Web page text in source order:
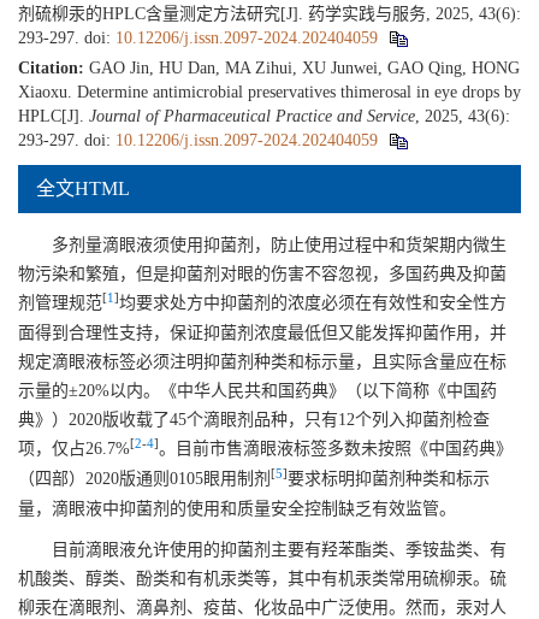
剂硫柳汞的HPLC含量测定方法研究[J]. 药学实践与服务, 2025, 43(6):
293-297. doi: 10.12206/j.issn.2097-2024.202404059
Citation: GAO Jin, HU Dan, MA Zihui, XU Junwei, GAO Qing, HONG
Xiaoxu. Determine antimicrobial preservatives thimerosal in eye drops by
HPLC[J]. Journal of Pharmaceutical Practice and Service , 2025, 43(6):
293-297. doi: 10.12206/j.issn.2097-2024.202404059
全文HTML
多剂量滴眼液须使用抑菌剂，防止使用过程中和货架期内微生
物污染和繁殖，但是抑菌剂对眼的伤害不容忽视，多国药典及抑菌
剂管理规范[1 ]均要求处方中抑菌剂的浓度必须在有效性和安全性方
面得到合理性支持，保证抑菌剂浓度最低但又能发挥抑菌作用，并
规定滴眼液标签必须注明抑菌剂种类和标示量，且实际含量应在标
示量的±20%以内。《中华人民共和国药典》（以下简称《中国药
典》）2020版收载了45个滴眼剂品种，只有12个列入抑菌剂检查
项，仅占26.7%[2-4]。目前市售滴眼液标签多数未按照《中国药典》
（四部）2020版通则0105眼用制剂 [5]要求标明抑菌剂种类和标示
量，滴眼液中抑菌剂的使用和质量安全控制缺乏有效监管。
目前滴眼液允许使用的抑菌剂主要有羟苯酯类、季铵盐类、有
机酸类、醇类、酚类和有机汞类等，其中有机汞类常用硫柳汞。硫
柳汞在滴眼剂、滴鼻剂、疫苗、化妆品中广泛使用。然而，汞对人